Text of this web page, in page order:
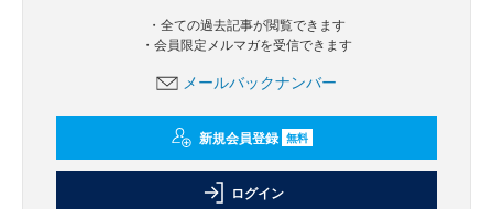
・全ての過去記事が閲覧できます
・会員限定メルマガを受信できます
メールバックナンバー
新規会員登録 無料
ログイン